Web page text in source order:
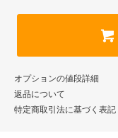
オプションの値段詳細
返品について
特定商取引法に基づく表記